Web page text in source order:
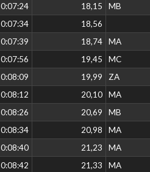
0:07:24 18,15 MB
0:07:34 18,56
0:07:39 18,74 MA
0:07:56 19,45 MC
0:08:09 19,99 ZA
0:08:12 20,10 MA
0:08:26 20,69 MB
0:08:34 20,98 MA
0:08:40 21,23 MA
0:08:42 21,33 MA